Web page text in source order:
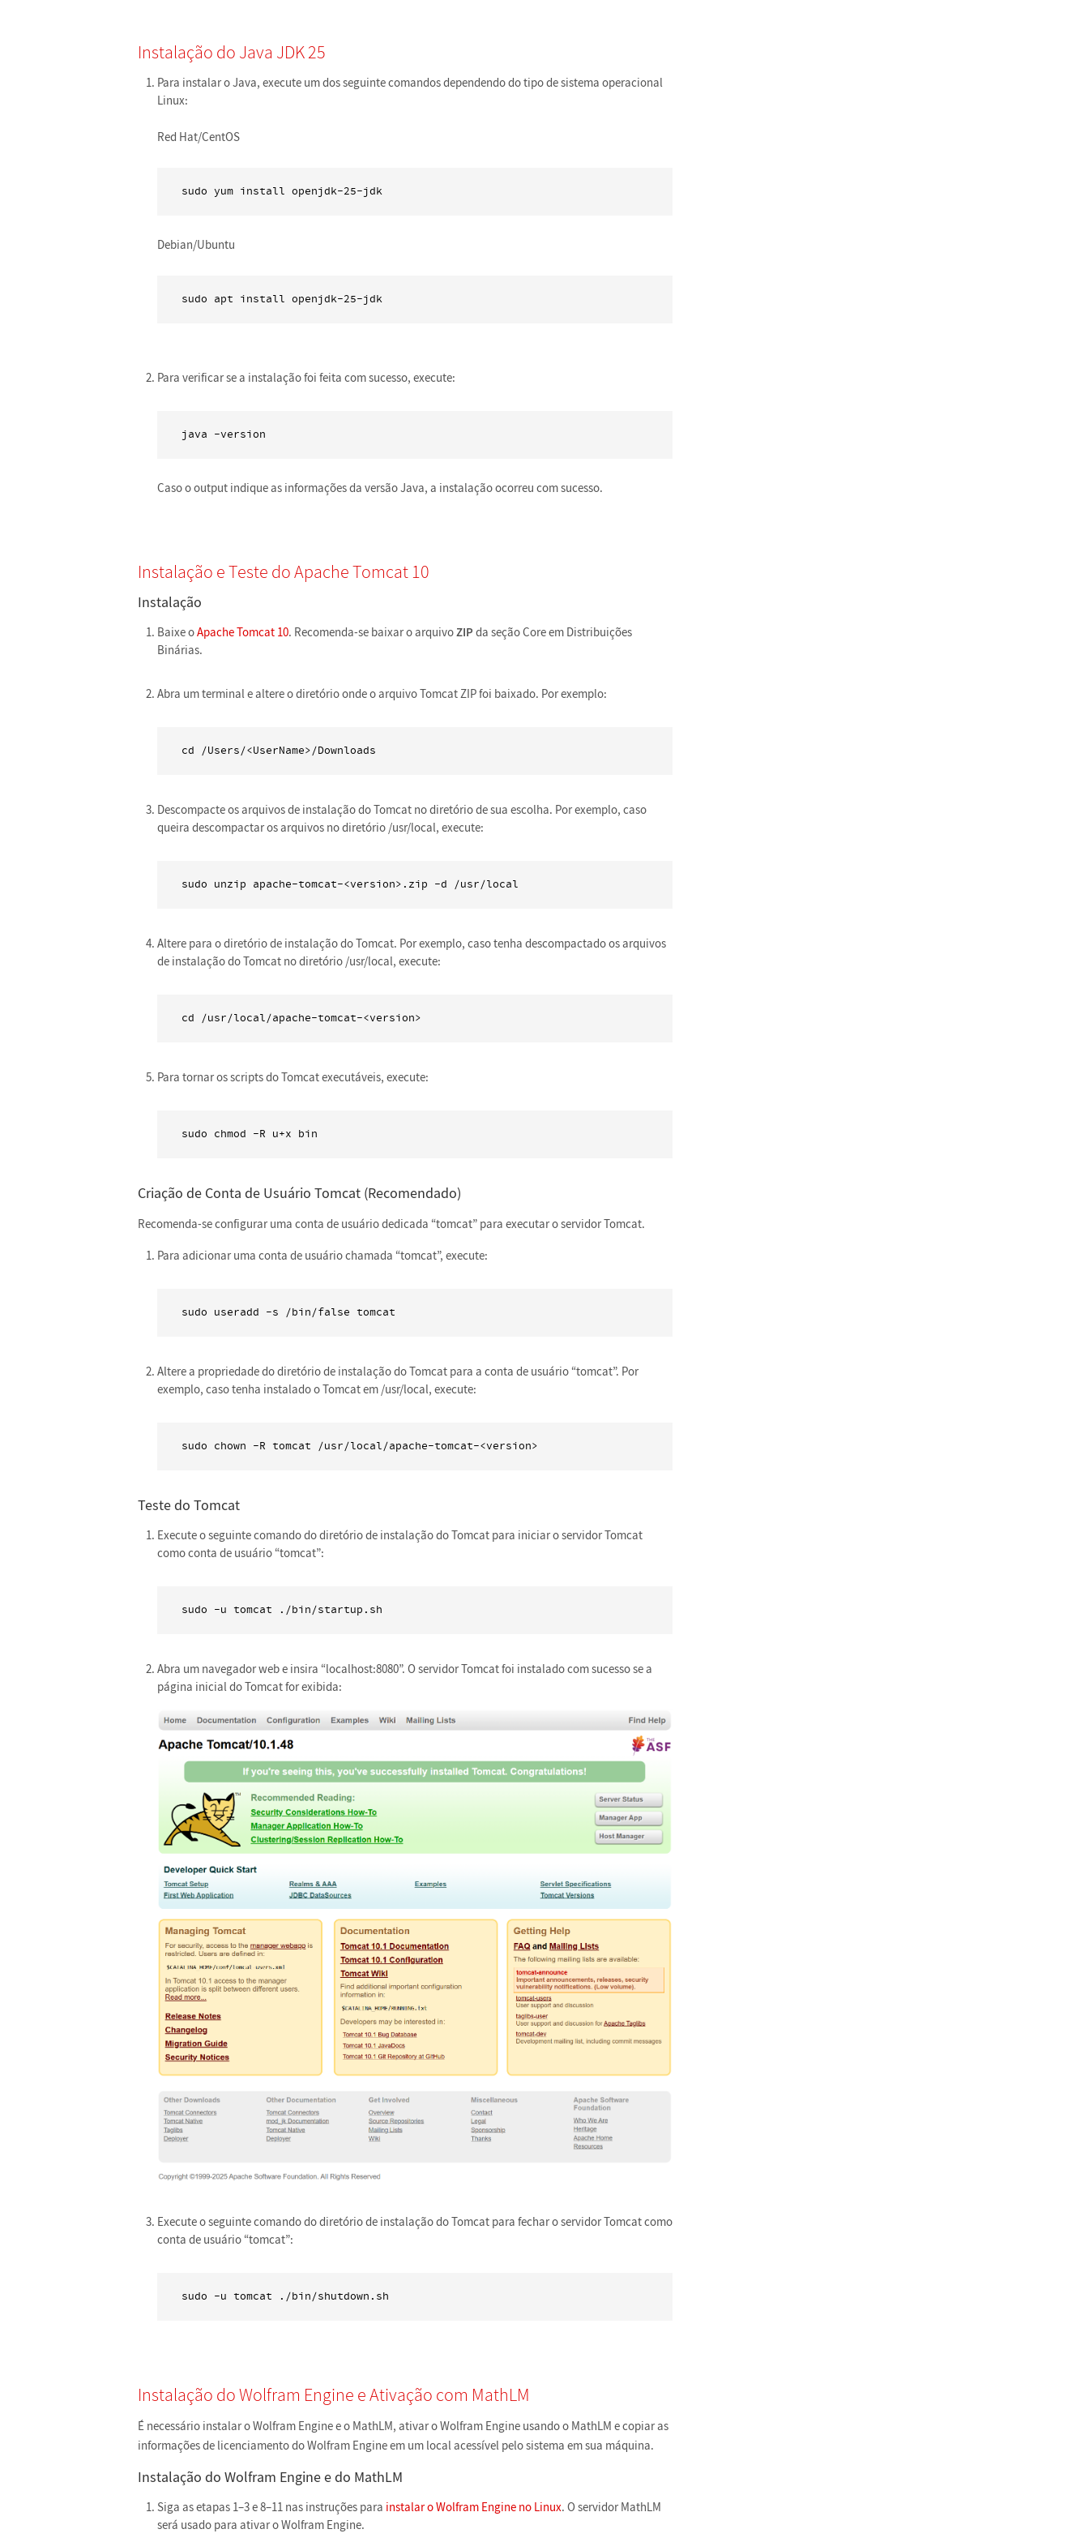
Instalação do Java JDK 25
Para instalar o Java, execute um dos seguinte comandos dependendo do tipo de sistema operacional
Linux:
Red Hat/CentOS
sudo yum install openjdk-25-jdk
Debian/Ubuntu
sudo apt install openjdk-25-jdk
Para verificar se a instalação foi feita com sucesso, execute:
java -version
Caso o output indique as informações da versão Java, a instalação ocorreu com sucesso.
Instalação e Teste do Apache Tomcat 10
Instalação
Baixe oApache Tomcat 10. Recomenda-se baixar o arquivoZIP da seção Core em Distribuições
Binárias.
Abra um terminal e altere o diretório onde o arquivo Tomcat ZIP foi baixado. Por exemplo:
cd /Users/<UserName>/Downloads
Descompacte os arquivos de instalação do Tomcat no diretório de sua escolha. Por exemplo, caso
queira descompactar os arquivos no diretório /usr/local, execute:
sudo unzip apache-tomcat-<version>.zip -d /usr/local
Altere para o diretório de instalação do Tomcat. Por exemplo, caso tenha descompactado os arquivos
de instalação do Tomcat no diretório /usr/local, execute:
cd /usr/local/apache-tomcat-<version>
Para tornar os scripts do Tomcat executáveis, execute:
sudo chmod -R u+x bin
Criação de Conta de Usuário Tomcat (Recomendado)
Recomenda-se configurar uma conta de usuário dedicada “tomcat” para executar o servidor Tomcat.
Para adicionar uma conta de usuário chamada “tomcat”, execute:
sudo useradd -s /bin/false tomcat
Altere a propriedade do diretório de instalação do Tomcat para a conta de usuário “tomcat”. Por
exemplo, caso tenha instalado o Tomcat em /usr/local, execute:
sudo chown -R tomcat /usr/local/apache-tomcat-<version>
Teste do Tomcat
Execute o seguinte comando do diretório de instalação do Tomcat para iniciar o servidor Tomcat
como conta de usuário “tomcat”:
sudo -u tomcat ./bin/startup.sh
Abra um navegador web e insira “localhost:8080”. O servidor Tomcat foi instalado com sucesso se a
página inicial do Tomcat for exibida:
Execute o seguinte comando do diretório de instalação do Tomcat para fechar o servidor Tomcat como
conta de usuário “tomcat”:
sudo -u tomcat ./bin/shutdown.sh
Instalação do Wolfram Engine e Ativação com MathLM
É necessário instalar o Wolfram Engine e o MathLM, ativar o Wolfram Engine usando o MathLM e copiar as
informações de licenciamento do Wolfram Engine em um local acessível pelo sistema em sua máquina.
Instalação do Wolfram Engine e do MathLM
Siga as etapas 1–3 e 8–11 nas instruções para instalar o Wolfram Engine no Linux. O servidor MathLM
será usado para ativar o Wolfram Engine.